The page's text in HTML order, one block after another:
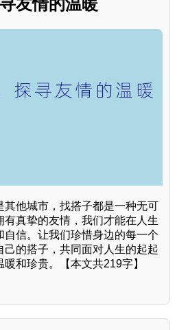
友情的温暖
其他城市，找搭子都是一种无可
真挚的友情，我们才能在人生
自信。让我们珍惜身边的每一个
己的搭子，共同面对人生的起起
和珍贵。【本文共219字】